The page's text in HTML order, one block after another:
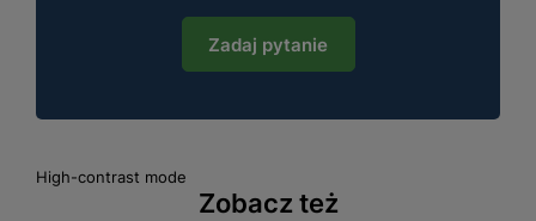
Zadaj pytanie
High-contrast mode
Zobacz też